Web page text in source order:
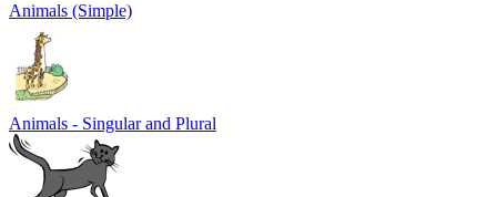
Animals (Simple)
Animals - Singular and Plural